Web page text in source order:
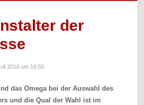
der
2016 um 16:50
das Omega bei der Auswahl des
und die Qual der Wahl ist im